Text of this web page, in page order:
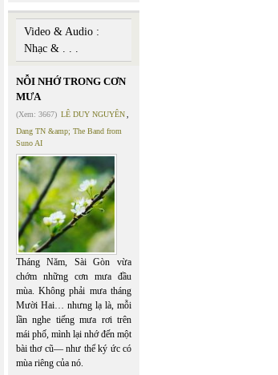
Video & Audio :
Nhạc & . . .
NỖI NHỚ TRONG CƠN
MƯA
(Xem: 3667) LÊ DUY NGUYÊN
Dang TN &amp; The Band from
Suno AI
Tháng Năm, Sài Gòn vừa
chớm những cơn mưa đầu
mùa. Không phải mưa tháng
Mười Hai… nhưng lạ là, mỗi
lần nghe tiếng mưa rơi trên
mái phố, mình lại nhớ đến một
bài thơ cũ— như thể ký ức có
mùa riêng của nó.